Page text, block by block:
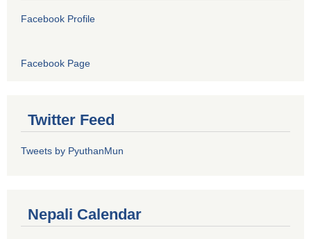
Facebook Profile
Facebook Page
Twitter Feed
Tweets by PyuthanMun
Nepali Calendar